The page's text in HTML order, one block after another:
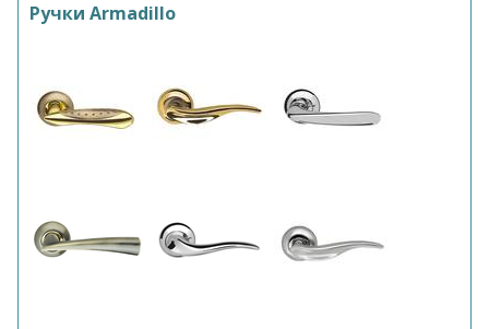
Ручки Armadillo